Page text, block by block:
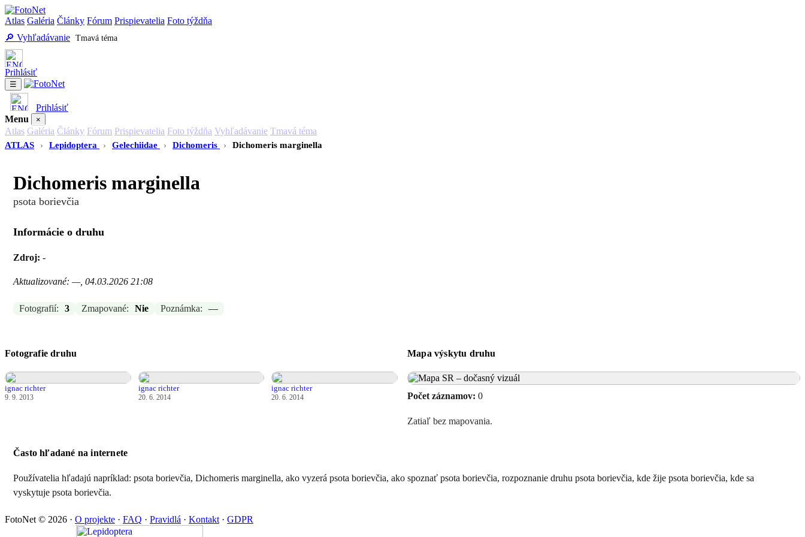
Atlas Galéria Články Fórum Prispievatelia Foto týždňa
🔎 Vyhľadávanie Tmavá téma
Prihlásiť
☰
Prihlásiť
Menu
×
Atlas Galéria Články Fórum Prispievatelia Foto týždňa Vyhľadávanie Tmavá téma
ATLAS
› Lepidoptera › Gelechiidae › Dichomeris › Dichomeris marginella
Dichomeris marginella
psota borievčia
Informácie o druhu
Zdroj: -
Aktualizované: —, 04.03.2026 21:08
Fotografií: 3 Zmapované: Nie Poznámka: —
Fotografie druhu
ignac richter
9. 9. 2013
ignac richter
20. 6. 2014
ignac richter
20. 6. 2014
Mapa výskytu druhu
Počet záznamov: 0
Zatiaľ bez mapovania.
Často hľadané na internete
Používatelia hľadajú napríklad: psota borievčia, Dichomeris marginella, ako vyzerá psota borievčia, ako spoznať psota borievčia, rozpoznanie druhu psota borievčia, kde žije psota borievčia, kde sa
vyskytuje psota borievčia.
FotoNet © 2026 · O projekte · FAQ · Pravidlá · Kontakt · GDPR